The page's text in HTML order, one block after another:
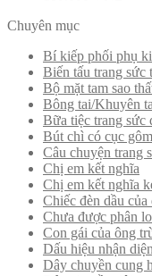
Chuyên mục
Bí kiếp phối phụ
Biến tấu trang sức
Bộ mặt tam sao
Bông tai/Khuyên
Bữa tiệc trang sức
Bút chì có cục gôm
Câu chuyện trang
Chị em kết nghĩa
Chị em kết nghĩa
Chiếc đèn dầu của
Chưa được phân
Con gái của ông
Dấu hiệu nhận
Dây chuyền cung